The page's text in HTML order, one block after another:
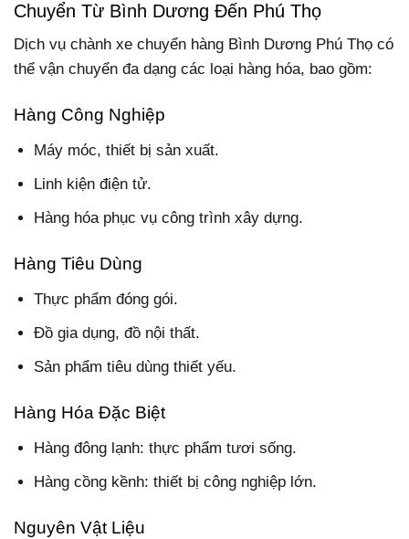
Chuyển Từ Bình Dương Đến Phú Thọ
Dịch vụ chành xe chuyển hàng Bình Dương Phú Thọ có
thể vận chuyển đa dạng các loại hàng hóa, bao gồm:
Hàng Công Nghiệp
Máy móc, thiết bị sản xuất.
Linh kiện điện tử.
Hàng hóa phục vụ công trình xây dựng.
Hàng Tiêu Dùng
Thực phẩm đóng gói.
Đồ gia dụng, đồ nội thất.
Sản phẩm tiêu dùng thiết yếu.
Hàng Hóa Đặc Biệt
Hàng đông lạnh: thực phẩm tươi sống.
Hàng cồng kềnh: thiết bị công nghiệp lớn.
Nguyên Vật Liệu